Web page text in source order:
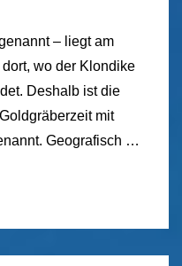
– liegt am
wo der Klondike
Deshalb ist die
mit
Geografisch …